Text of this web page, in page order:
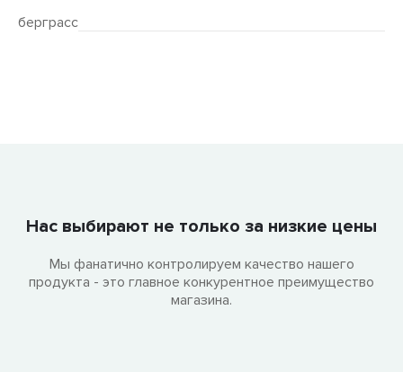
берграсс
Нас выбирают не только за низкие цены
Мы фанатично контролируем качество нашего
продукта - это главное конкурентное преимущество
магазина.